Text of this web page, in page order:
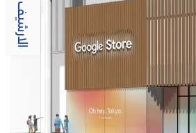
الارشيف